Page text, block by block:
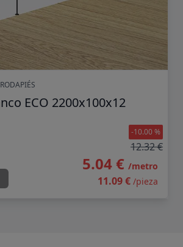
RODAPIÉS
ECO 2200x100x12
-10.00 %
12.32 €
5.04 € /metro
11.09 € /pieza